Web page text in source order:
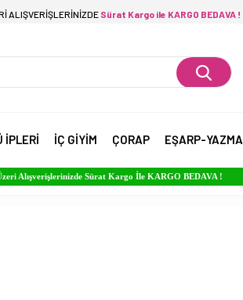
ALIŞVERİŞLERİNİZDE Sürat Kargo ile KARGO BEDAVA !
İPLERİ İÇ GİYİM ÇORAP EŞARP-YAZMA
Alışverişlerinizde Sürat Kargo İle KARGO BEDAVA !